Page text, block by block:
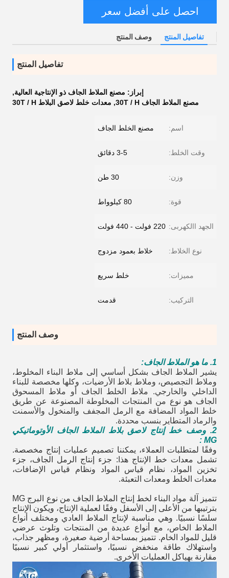
احصل على أفضل سعر
تفاصيل المنتج وصف المنتج
تفاصيل المنتج
إبراز: مصنع الملاط الجاف ذو الإنتاجية العالية,
مصنع الملاط الجاف 30T / H
, معدات خلط لاصق البلاط 30T / H
اسم: مصنع الخلط الجاف
وقت الخلط: 3-5 دقائق
وزن: 30 طن
قوة: 80 كيلوواط
الجهد االكهربى: 220 فولت - 440 فولت
نوع الخلاط: خلاط بعمود مزدوج
مميزات: خلط سريع
التركيب: قدمت
وصف المنتج
1. ما هو الملاط الجاف:
يشير الملاط الجاف بشكل أساسي إلى ملاط البناء المخلوط،
وملاط التجصيص، وملاط بلاط الأرضيات، وكلها مخصصة للبناء
الداخلي والخارجي. ملاط الخلط الجاف أو ملاط المسحوق
الجاف هو نوع من المنتجات المخلوطة المصنوعة عن طريق
خلط المواد المضافة مع الرمل المجفف والمنخول والأسمنت
والرماد المتطاير بنسب محددة.
2. وصف خط إنتاج لاصق بلاط الملاط الجاف الأوتوماتيكي
MG :
وفقًا لمتطلبات العملاء، يمكننا تصميم عمليات إنتاج مخصصة.
تشمل معدات خط الإنتاج هذا: جزء إنتاج الرمل الجاف، جزء
تخزين المواد، نظام قياس المواد ونظام قياس الإضافات،
معدات الخلط ومعدات التعبئة.
تتميز آلة مواد البناء لخط إنتاج الملاط الجاف من نوع البرج MG
بترتيبها من الأعلى إلى الأسفل وفقًا لعملية الإنتاج، ويكون الإنتاج
سلسًا نسبيًا. وهي مناسبة لإنتاج الملاط العادي ومختلف أنواع
الملاط الخاص، مع أنواع عديدة من المنتجات وتلوث عرضي
قليل للمواد الخام. تتميز بمساحة أرضية صغيرة، ومظهر جذاب،
واستهلاك طاقة منخفض نسبيًا، واستثمار أولي كبير نسبيًا
مقارنة بهياكل العمليات الأخرى.